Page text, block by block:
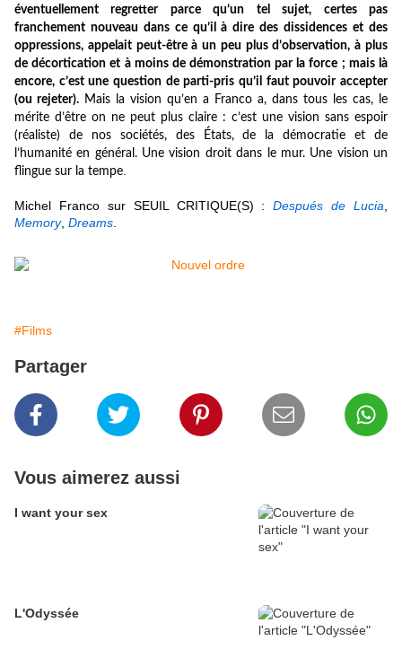
éventuellement regretter parce qu’un tel sujet, certes pas
franchement nouveau dans ce qu’il à dire des dissidences et des
oppressions, appelait peut-être à un peu plus d’observation, à plus
de décortication et à moins de démonstration par la force ; mais là
encore, c’est une question de parti-pris qu’il faut pouvoir accepter
(ou rejeter). Mais la vision qu’en a Franco a, dans tous les cas, le
mérite d’être on ne peut plus claire : c’est une vision sans espoir
(réaliste) de nos sociétés, des États, de la démocratie et de
l’humanité en général. Une vision droit dans le mur. Une vision un
flingue sur la tempe
Michel Franco sur SEUIL CRITIQUE(S) : Después de Lucia
Memory, Dreams
#Films
Partager
Vous aimerez aussi
I want your sex
L'Odyssée